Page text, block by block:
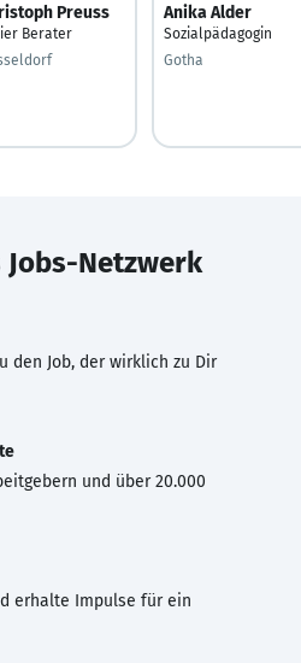
Preuss
Berater
Anika Alder
Sozialpädagogin
Gotha
Jobs-Netzwerk
den Job, der wirklich zu Dir
und über 20.000
erhalte Impulse für ein